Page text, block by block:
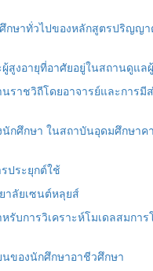
กษาทั่วไปของหลักสูตรปริญญา
งอายุที่อาศัยอยู่ในสถานดูแล
าชวิถีโดยอาจารย์และการมี
กศึกษา ในสถาบันอุดมศึกษาค
ประยุกต์ใช้
ลัยเซนต์หลุยส์
บการวิเคราะห์โมเดลสมการ
ของนักศึกษาอาชีวศึกษา